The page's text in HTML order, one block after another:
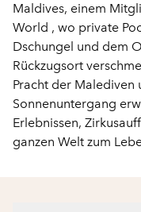
Maldives, einem
World , wo private
Dschungel und dem
Rückzugsort
Pracht der Malediven
Sonnenuntergang
Erlebnissen,
ganzen Welt zum